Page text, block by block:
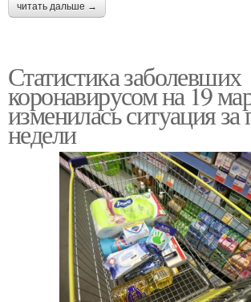
читать дальше →
Статистика заболевших
коронавирусом на 19
изменилась ситуация за
недели